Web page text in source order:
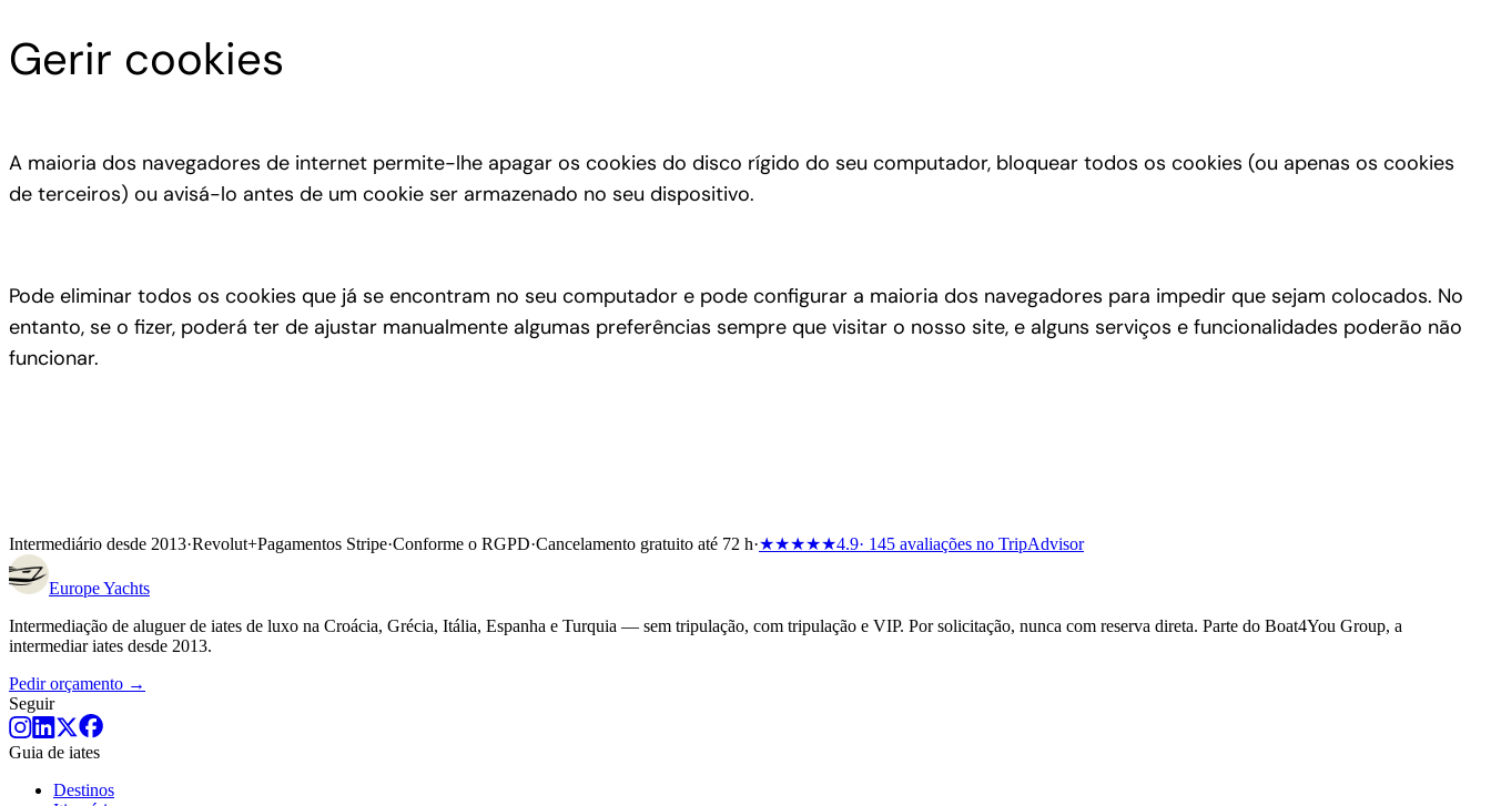
Gerir cookies
A maioria dos navegadores de internet permite-lhe apagar os cookies do disco rígido do seu computador, bloquear todos os cookies (ou apenas os cookies
de terceiros) ou avisá-lo antes de um cookie ser armazenado no seu dispositivo.
Pode eliminar todos os cookies que já se encontram no seu computador e pode configurar a maioria dos navegadores para impedir que sejam colocados. No
entanto, se o fizer, poderá ter de ajustar manualmente algumas preferências sempre que visitar o nosso site, e alguns serviços e funcionalidades poderão não
funcionar.
Intermediário desde 2013·Revolut+Pagamentos Stripe·Conforme o RGPD·Cancelamento gratuito até 72 h·★★★★★4.9· 145 avaliações no TripAdvisor
EuropeYachts
Intermediação de aluguer de iates de luxo na Croácia, Grécia, Itália, Espanha e Turquia — sem tripulação, com tripulação e VIP. Por solicitação, nunca com reserva direta. Parte do Boat4You Group, a
intermediar iates desde 2013.
Pedir orçamento →
Seguir
Guia de iates
Destinos